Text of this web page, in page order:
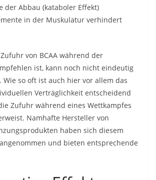
der Abbau (kataboler Effekt)
in der Muskulatur verhindert
von BCAA während der
ist, kann noch nicht eindeutig
Wie so oft ist auch hier vor allem das
Verträglichkeit entscheidend
Zufuhr während eines Wettkampfes
Namhafte Hersteller von
haben sich diesem
und bieten entsprechende